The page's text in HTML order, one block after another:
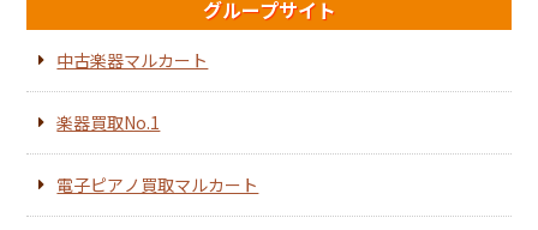
グループサイト
中古楽器マルカート
楽器買取No.1
電子ピアノ買取マルカート